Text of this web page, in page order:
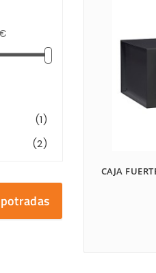
(1)
(2)
CAJA